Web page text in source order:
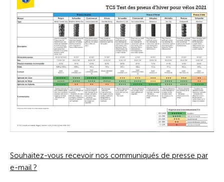
Souhaitez-vous recevoir nos communiqués de presse par
e-mail ?